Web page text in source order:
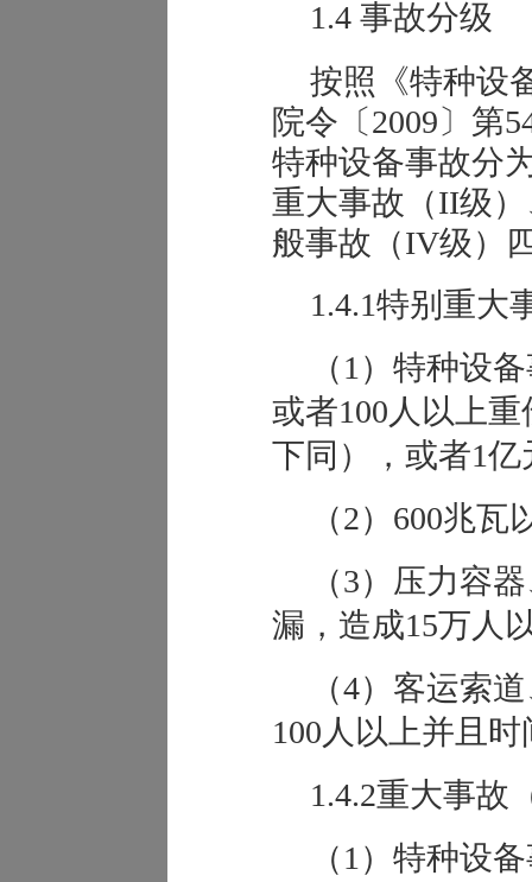
1 .4 事故分级
按照《特种设
院令〔2009〕第
特种设备事故分
重大事故（II级
般事故（IV级）
1.4.1特别重大
（1）特种设
或者100人以上
下同），或者1
（2）600兆
（3）压力容
漏，造成15万人
（4）客运索
100人以上并且
1.4.2重大事故
（1）特种设